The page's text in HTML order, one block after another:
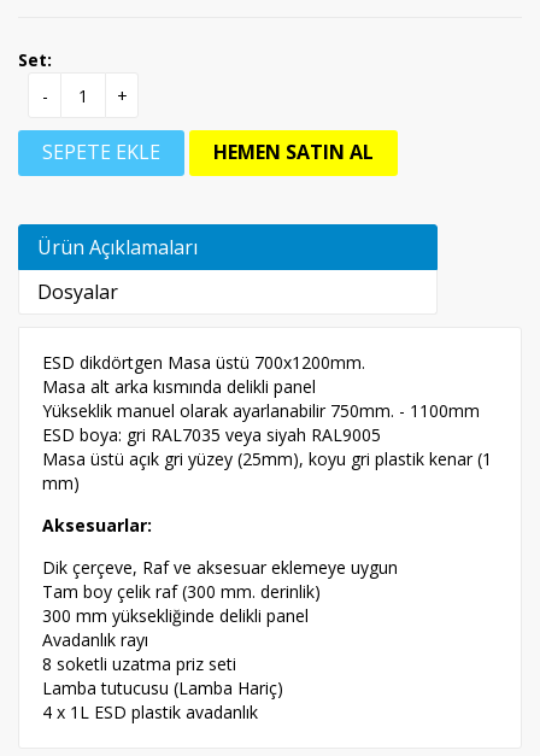
Set:
-
+
SEPETE EKLE HEMEN SATIN AL
Ürün Açıklamaları
Dosyalar
ESD dikdörtgen Masa üstü 700x1200mm.
Masa alt arka kısmında delikli panel
Yükseklik manuel olarak ayarlanabilir 750mm. - 1100mm
ESD boya: gri RAL7035 veya siyah RAL9005
Masa üstü açık gri yüzey (25mm), koyu gri plastik kenar (1
mm)
Aksesuarlar:
Dik çerçeve, Raf ve aksesuar eklemeye uygun
Tam boy çelik raf (300 mm. derinlik)
300 mm yüksekliğinde delikli panel
Avadanlık rayı
8 soketli uzatma priz seti
Lamba tutucusu (Lamba Hariç)
4 x 1L ESD plastik avadanlık